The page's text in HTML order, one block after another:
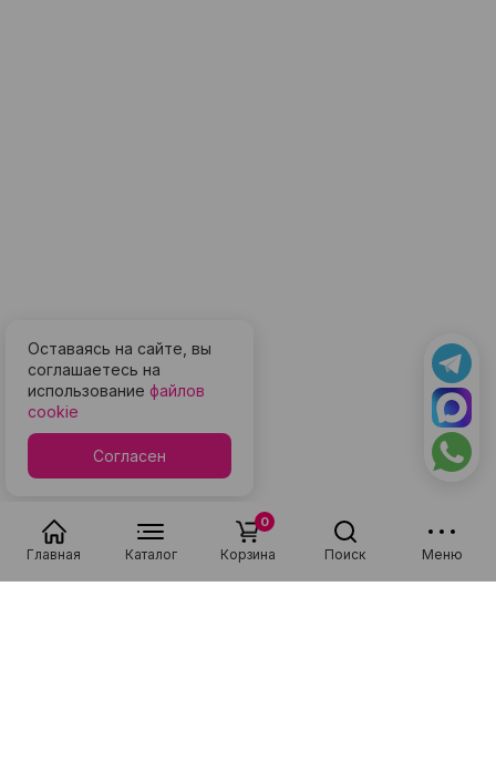
Главная Каталог Корзина
0
Поиск Меню
Оставаясь на сайте, вы
соглашаетесь на
использование файлов
cookie
Согласен